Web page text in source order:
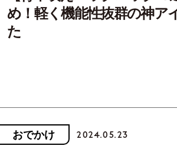
め！軽く機能性抜群の神ア
た
おでかけ 2024.05.23